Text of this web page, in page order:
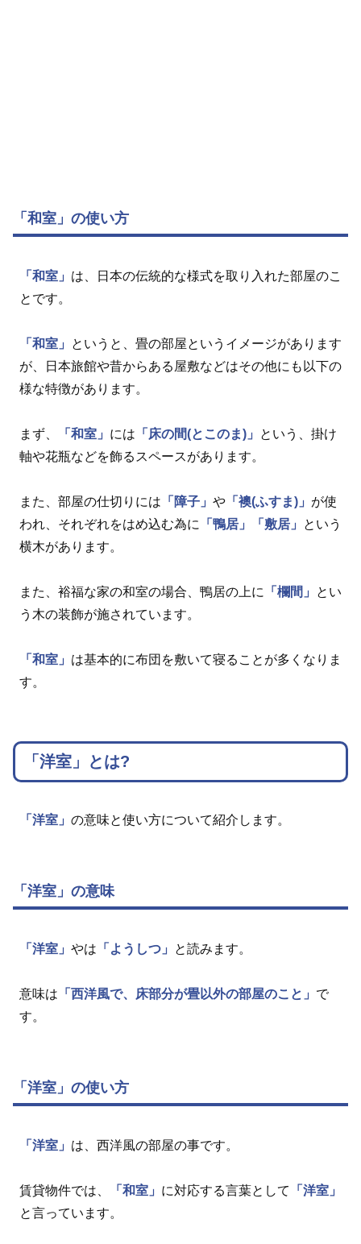
「和室」の使い方
「和室」 は、日本の伝統的な様式を取り入れた部屋のこ
とです。
「和室」
というと、畳の部屋というイメージがあります
が、日本旅館や昔からある屋敷などはその他にも以下の
様な特徴があります。
まず、 「和室」 には 「床の間(とこのま)」
という、掛け
軸や花瓶などを飾るスペースがあります。
また、部屋の仕切りには 「障子」 や 「襖(ふすま)」 が使
われ、それぞれをはめ込む為に 「鴨居」 「敷居」
という
横木があります。
また、裕福な家の和室の場合、鴨居の上に 「欄間」
とい
う木の装飾が施されています。
「和室」 は基本的に布団を敷いて寝ることが多くなりま
す。
「洋室」とは?
「洋室」 の意味と使い方について紹介します。
「洋室」の意味
「洋室」 やは 「ようしつ」 と読みます。
意味は 「西洋風で、床部分が畳以外の部屋のこと」 で
す。
「洋室」の使い方
「洋室」 は、西洋風の部屋の事です。
賃貸物件では、 「和室」 に対応する言葉として
「洋室」
と言っています。